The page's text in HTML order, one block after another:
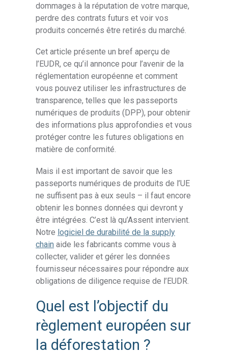
dommages à la réputation de votre marque,
perdre des contrats futurs et voir vos
produits concernés être retirés du marché.
Cet article présente un bref aperçu de
l’EUDR, ce qu’il annonce pour l’avenir de la
réglementation européenne et comment
vous pouvez utiliser les infrastructures de
transparence, telles que les passeports
numériques de produits (DPP), pour obtenir
des informations plus approfondies et vous
protéger contre les futures obligations en
matière de conformité.
Mais il est important de savoir que les
passeports numériques de produits de l’UE
ne suffisent pas à eux seuls – il faut encore
obtenir les bonnes données qui devront y
être intégrées. C’est là qu’Assent intervient.
Notre logiciel de durabilité de la supply
chain aide les fabricants comme vous à
collecter, valider et gérer les données
fournisseur nécessaires pour répondre aux
obligations de diligence requise de l’EUDR.
Quel est l’objectif du
règlement européen sur
la déforestation ?